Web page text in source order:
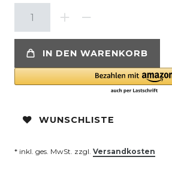
IN DEN WARENKORB
WUNSCHLISTE
* inkl. ges. MwSt. zzgl. Versandkosten